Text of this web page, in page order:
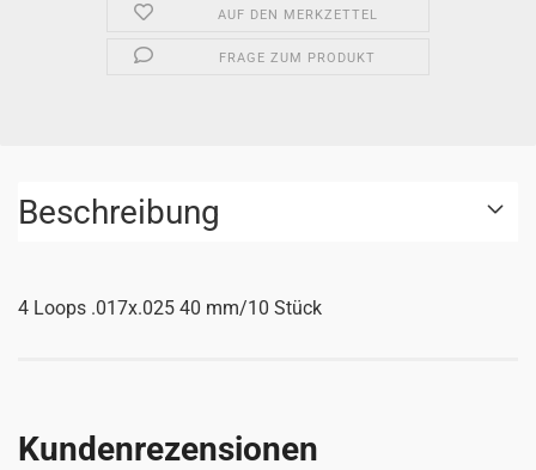
AUF DEN MERKZETTEL
FRAGE ZUM PRODUKT
Beschreibung
4 Loops .017x.025 40 mm/10 Stück
Kundenrezensionen